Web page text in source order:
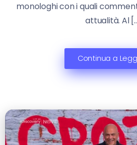
monologhi con i quali
attualità. Al
Continua a